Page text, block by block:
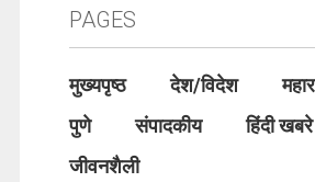
PAGES
मुख्यपृष्ठ देश/विदेश
पुणे
संपादकीय
हिंदी खबरे
जीवनशैली